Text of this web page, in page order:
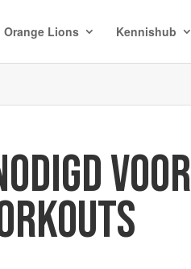
Orange Lions Kennishub
VOOR